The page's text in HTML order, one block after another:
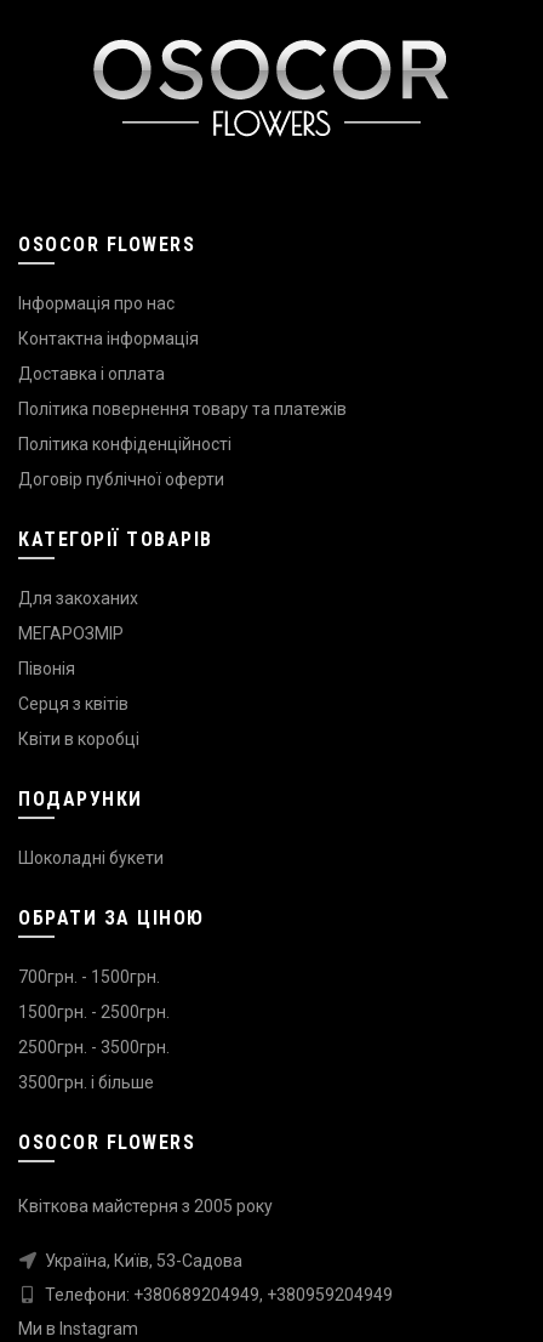
OSOCOR FLOWERS
Інформація про нас
Контактна інформація
Доставка і оплата
Політика повернення товару та платежів
Політика конфіденційності
Договір публічної оферти
КАТЕГОРІЇ ТОВАРІВ
Для закоханих
МЕГАРОЗМІР
Півонія
Серця з квітів
Квіти в коробці
ПОДАРУНКИ
Шоколадні букети
ОБРАТИ ЗА ЦІНОЮ
700грн. - 1500грн.
1500грн. - 2500грн.
2500грн. - 3500грн.
3500грн. і більше
OSOCOR FLOWERS
Квіткова майстерня з 2005 року
Україна, Київ, 53-Садова
Телефони: +380689204949, +380959204949
Ми в Instagram